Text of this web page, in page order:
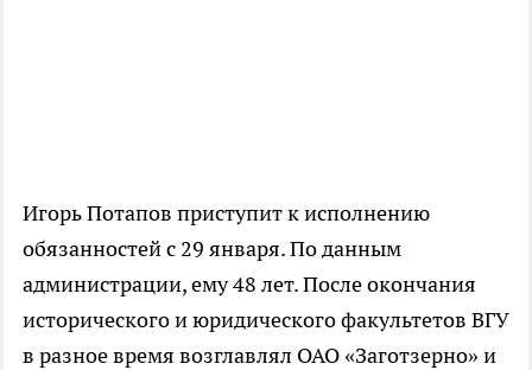
Игорь Потапов приступит к исполнению
обязанностей с 29 января. По данным
администрации, ему 48 лет. После окончания
исторического и юридического факультетов ВГУ
в разное время возглавлял ОАО «Заготзерно» и